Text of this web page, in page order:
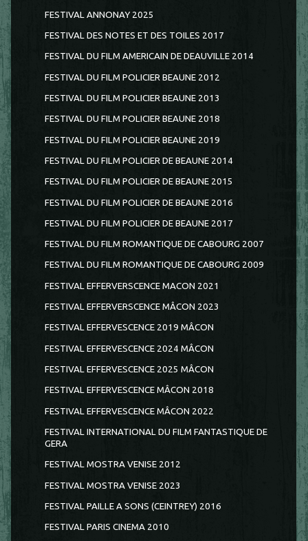
FESTIVAL ANNONAY 2025
FESTIVAL DES NOTES ET DES TOILES 2017
FESTIVAL DU FILM AMERICAIN DE DEAUVILLE 2014
FESTIVAL DU FILM POLICIER BEAUNE 2012
FESTIVAL DU FILM POLICIER BEAUNE 2013
FESTIVAL DU FILM POLICIER BEAUNE 2018
FESTIVAL DU FILM POLICIER BEAUNE 2019
FESTIVAL DU FILM POLICIER DE BEAUNE 2014
FESTIVAL DU FILM POLICIER DE BEAUNE 2015
FESTIVAL DU FILM POLICIER DE BEAUNE 2016
FESTIVAL DU FILM POLICIER DE BEAUNE 2017
FESTIVAL DU FILM ROMANTIQUE DE CABOURG 2007
FESTIVAL DU FILM ROMANTIQUE DE CABOURG 2009
FESTIVAL EFFERVERSCENCE MACON 2021
FESTIVAL EFFERVERSCENCE MÂCON 2023
FESTIVAL EFFERVESCENCE 2019 MÂCON
FESTIVAL EFFERVESCENCE 2024 MÂCON
FESTIVAL EFFERVESCENCE 2025 MÂCON
FESTIVAL EFFERVESCENCE MÂCON 2018
FESTIVAL EFFERVESCENCE MÂCON 2022
FESTIVAL INTERNATIONAL DU FILM FANTASTIQUE DE
GERA
FESTIVAL MOSTRA VENISE 2012
FESTIVAL MOSTRA VENISE 2023
FESTIVAL PAILLE A SONS (CEINTREY) 2016
FESTIVAL PARIS CINEMA 2010